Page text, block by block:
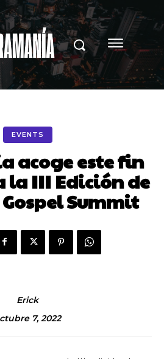
EVENTS
acoge este fin
la III Edición de
Summit
Erick
7, 2022